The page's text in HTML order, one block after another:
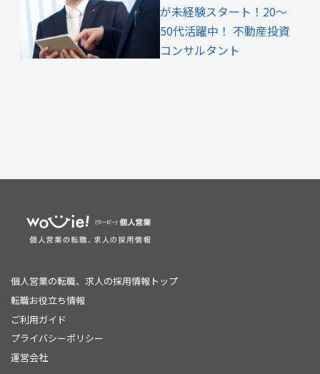
が未経験スタート！20～
50代活躍中！ 不動産投資
コンサルタント
個人営業の転職、求人の採用情報トップ
転職お役立ち情報
ご利用ガイド
プライバシーポリシー
運営会社